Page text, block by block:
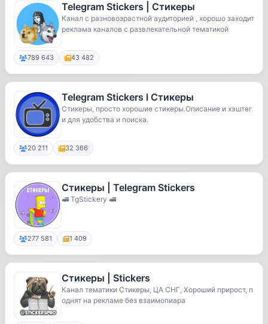
Telegram Stickers | Стикеры
Канал с разновозрастной аудиторией , хорошо заходит
реклама каналов с развлекательной тематикой
789 643 43 482
Telegram Stickers l Стикеры
Стикеры, просто хорошие стикеры.Описание и хэштег
и для удобства и поиска.
20 211 32 366
Стикеры | Telegram Stickers
🚅 TgStickery 🚅
277 581 1 409
Стикеры | Stickers
Канал тематики Стикеры, ЦА СНГ, Хороший прирост, п
однят на рекламе без взаимопиара